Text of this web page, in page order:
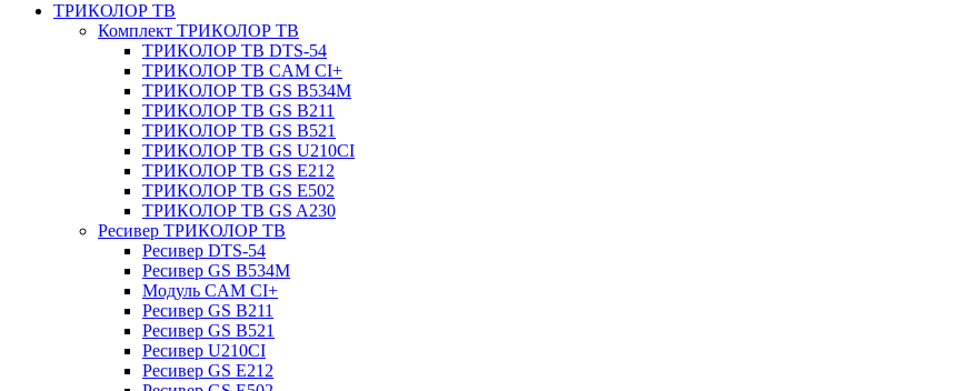
ТРИКОЛОР ТВ
Комплект ТРИКОЛОР ТВ
ТРИКОЛОР ТВ DTS-54
ТРИКОЛОР ТВ CAM CI+
ТРИКОЛОР ТВ GS B534M
ТРИКОЛОР ТВ GS B211
ТРИКОЛОР ТВ GS B521
ТРИКОЛОР ТВ GS U210CI
ТРИКОЛОР ТВ GS E212
ТРИКОЛОР ТВ GS E502
ТРИКОЛОР ТВ GS A230
Ресивер ТРИКОЛОР ТВ
Ресивер DTS-54
Ресивер GS B534M
Модуль CAM CI+
Ресивер GS B211
Ресивер GS B521
Ресивер U210CI
Ресивер GS E212